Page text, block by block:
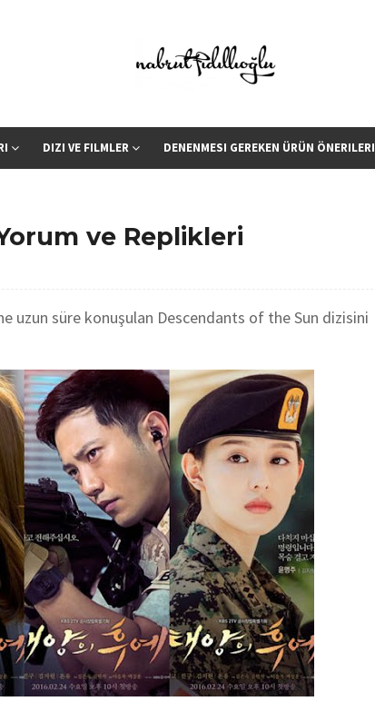
DIZI VE FILMLER DENENMESI GEREKEN ÜRÜN ÖNERILERI
ve Replikleri
uzun süre konuşulan Descendants of the Sun dizisini